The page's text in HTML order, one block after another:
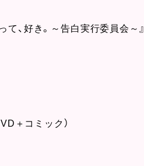
、好き。～告白実行委員会～』
＋コミック）